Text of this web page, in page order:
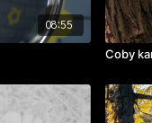
08:55
Coby